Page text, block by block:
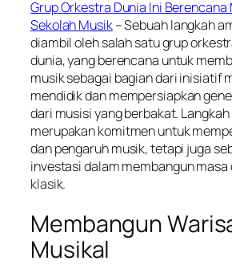
Grup Orkestra Dunia Ini Berencana
Sekolah Musik– Sebuah langkah
diambil oleh salah satu grup
dunia, yang berencana untuk
musik sebagai bagian dari inisiatif
mendidik dan mempersiapkan
dari musisi yang berbakat.
merupakan komitmen untuk
dan pengaruh musik, tetapi juga
investasi dalam membangun masa
klasik.
Membangun
Musikal